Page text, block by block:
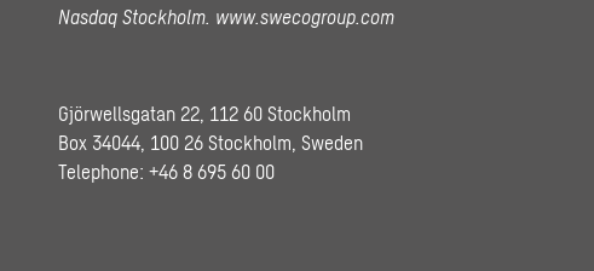
Nasdaq Stockholm. www.swecogroup.com
Gjörwellsgatan 22, 112 60 Stockholm
Box 34044, 100 26 Stockholm, Sweden
Telephone: +46 8 695 60 00